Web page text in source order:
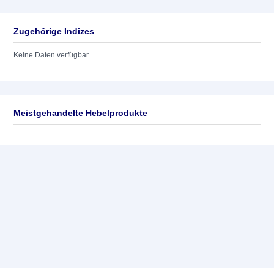
Zugehörige Indizes
Keine Daten verfügbar
Meistgehandelte Hebelprodukte